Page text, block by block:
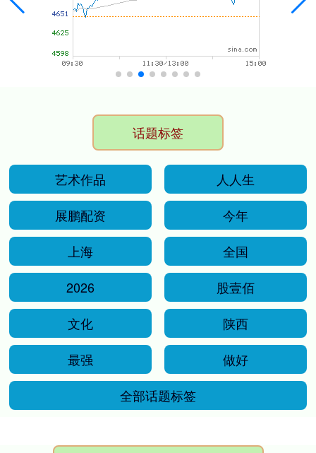
话题标签
艺术作品
人人生
展鹏配资
今年
上海
全国
2026
股壹佰
文化
陕西
最强
做好
全部话题标签